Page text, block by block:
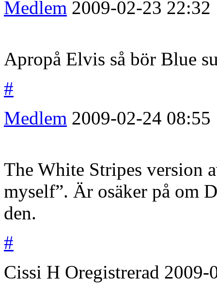
Medlem 2009-02-23 22:32
Apropå Elvis så bör Blue
#
Medlem 2009-02-24 08:55
The White Stripes version
myself”. Är osäker på om
den.
#
Cissi H Oregistrerad 2009-